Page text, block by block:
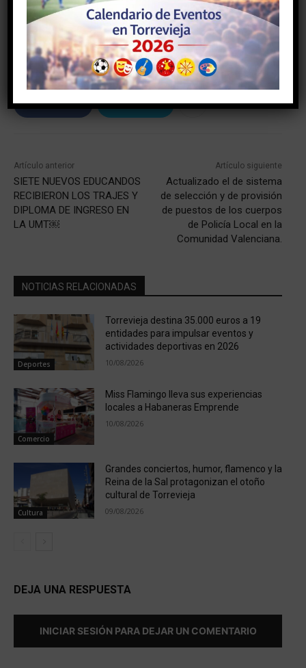
TAGS #AYUNTAMIENTODETORREVIEJA
#torrevieja
#torreviejaon
Facebook Twitter
Artículo anterior
SIETE NUEVOS EDUCANDOS
RECIBIERON LOS TRAJES Y
DIPLOMA DE INGRESO EN
LA UMT￼
Artículo siguiente
Actualizado el de sistema
de selección y de provisión
de puestos de los cuerpos
de Policía Local en la
Comunidad Valenciana.
NOTICIAS RELACIONADAS
Deportes
Torrevieja destina 35.000 euros a 19
entidades para impulsar eventos y
actividades deportivas en 2026
10/08/2026
Comercio
Miss Flamingo lleva sus experiencias
locales a Habaneras Emprende
10/08/2026
Cultura
Grandes conciertos, humor, flamenco y la
Reina de la Sal protagonizan el otoño
cultural de Torrevieja
09/08/2026
DEJA UNA RESPUESTA
INICIAR SESIÓN PARA DEJAR UN COMENTARIO